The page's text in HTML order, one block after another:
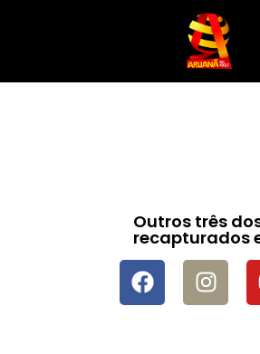
Outros três
recapturados